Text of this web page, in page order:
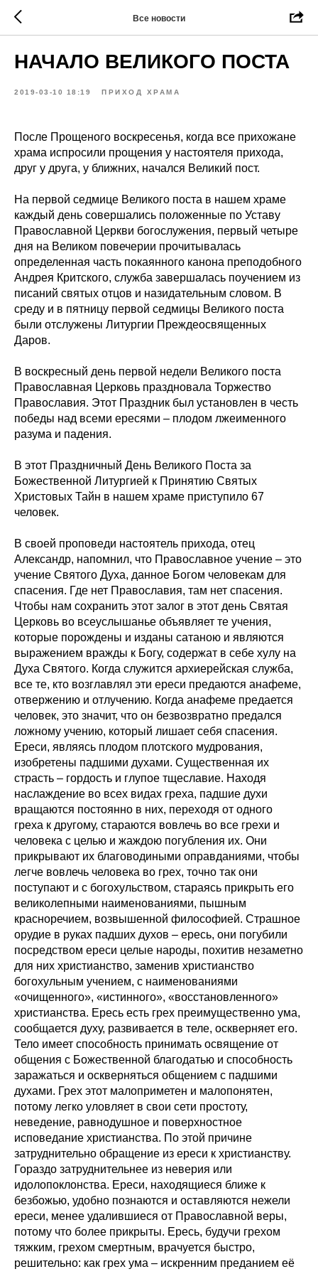
Все новости
НАЧАЛО ВЕЛИКОГО ПОСТА
2019-03-10 18:19 ПРИХОД ХРАМА
После Прощеного воскресенья, когда все прихожане
храма испросили прощения у настоятеля прихода,
друг у друга, у ближних, начался Великий пост.
На первой седмице Великого поста в нашем храме
каждый день совершались положенные по Уставу
Православной Церкви богослужения, первый четыре
дня на Великом повечерии прочитывалась
определенная часть покаянного канона преподобного
Андрея Критского, служба завершалась поучением из
писаний святых отцов и назидательным словом. В
среду и в пятницу первой седмицы Великого поста
были отслужены Литургии Преждеосвященных
Даров.
В воскресный день первой недели Великого поста
Православная Церковь праздновала Торжество
Православия. Этот Праздник был установлен в честь
победы над всеми ересями – плодом лжеименного
разума и падения.
В этот Праздничный День Великого Поста за
Божественной Литургией к Принятию Святых
Христовых Тайн в нашем храме приступило 67
человек.
В своей проповеди настоятель прихода, отец
Александр, напомнил, что Православное учение – это
учение Святого Духа, данное Богом человекам для
спасения. Где нет Православия, там нет спасения.
Чтобы нам сохранить этот залог в этот день Святая
Церковь во всеуслышанье объявляет те учения,
которые порождены и изданы сатаною и являются
выражением вражды к Богу, содержат в себе хулу на
Духа Святого. Когда служится архиерейская служба,
все те, кто возглавлял эти ереси предаются анафеме,
отвержению и отлучению. Когда анафеме предается
человек, это значит, что он безвозвратно предался
ложному учению, который лишает себя спасения.
Ереси, являясь плодом плотского мудрования,
изобретены падшими духами. Существенная их
страсть – гордость и глупое тщеславие. Находя
наслаждение во всех видах греха, падшие духи
вращаются постоянно в них, переходя от одного
греха к другому, стараются вовлечь во все грехи и
человека с целью и жаждою погубления их. Они
прикрывают их благоводиными оправданиями, чтобы
легче вовлечь человека во грех, точно так они
поступают и с богохульством, стараясь прикрыть его
великолепными наименованиями, пышным
красноречием, возвышенной философией. Страшное
орудие в руках падших духов – ересь, они погубили
посредством ереси целые народы, похитив незаметно
для них христианство, заменив христианство
богохульным учением, с наименованиями
«очищенного», «истинного», «восстановленного»
христианства. Ересь есть грех преимущественно ума,
сообщается духу, развивается в теле, оскверняет его.
Тело имеет способность принимать освящение от
общения с Божественной благодатью и способность
заражаться и оскверняться общением с падшими
духами. Грех этот малоприметен и малопонятен,
потому легко уловляет в свои сети простоту,
неведение, равнодушное и поверхностное
исповедание христианства. По этой причине
затруднительно обращение из ереси к христианству.
Гораздо затруднительнее из неверия или
идолопоклонства. Ереси, находящиеся ближе к
безбожью, удобно познаются и оставляются нежели
ереси, менее удалившиеся от Православной веры,
потому что более прикрыты. Ересь, будучи грехом
тяжким, грехом смертным, врачуется быстро,
решительно: как грех ума – искренним преданием её